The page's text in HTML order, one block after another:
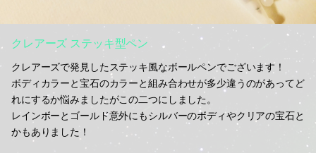
クレアーズ ステッキ型ペン
クレアーズで発見したステッキ風なボールペンでございます！
ボディカラーと宝石のカラーと組み合わせが多少違うのがあってど
れにするか悩みましたがこの二つにしました。
レインボーとゴールド意外にもシルバーのボディやクリアの宝石と
かもありました！